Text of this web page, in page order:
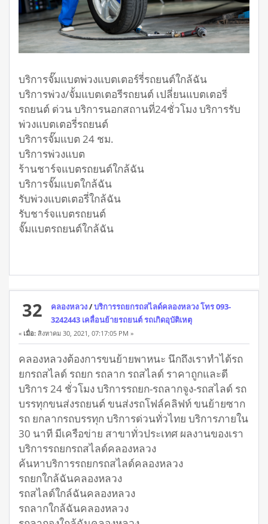
บริการจั๊มแบตพ่วงแบตเตอร์รี่รถยนต์ใกล้ฉัน
บริการพ่วง/จั้มแบตเตอรีรถยนต์ เปลี่ยนแบตเตอรี่
รถยนต์ ด่วน บริการนอกสถานที่24ชั่วโมง บริการรับ
พ่วงแบตเตอรี่รถยนต์
บริการจั๊มแบต 24 ชม.
บริการพ่วงแบต
ร้านชาร์จแบตรถยนต์ใกล้ฉัน
บริการจั๊มแบตใกล้ฉัน
รับพ่วงแบตเตอรี่ใกล้ฉัน
รับชาร์จแบตรถยนต์
จั๊มแบตรถยนต์ใกล้ฉัน
32 คลองหลวง/บริการรถยกรถสไลด์คลองหลวง โทร 093-
3242443 เคลื่อนย้ายรถยนต์ รถเกิดอุบัติเหตุ
« เมื่อ: สิงหาคม 30, 2021, 07:17:05 PM »
คลองหลวงต้องการขนย้ายพาหนะ นึกถึงเราทำได้รถ
ยกรถสไลด์ รถยก รถลาก รถสไลด์ ราคาถูกและดี
บริการ 24 ชั่วโมง บริการรถยก-รถลากจูง-รถสไลด์ รถ
บรรทุกขนส่งรถยนต์ ขนส่งรถโฟล์คลิฟท์ ขนย้ายซาก
รถ ยกลากรถบรรทุก บริการด่วนทั่วไทย บริการภายใน
30 นาที มีเครือข่าย สาขาทั่วประเทศ ผลงานของเรา
บริการรถยกรถสไลด์คลองหลวง
ค้นหาบริการรถยกรถสไลด์คลองหลวง
รถยกใกล้ฉันคลองหลวง
รถสไลด์ใกล์ฉันคลองหลวง
รถลากใกล้ฉันคลองหลวง